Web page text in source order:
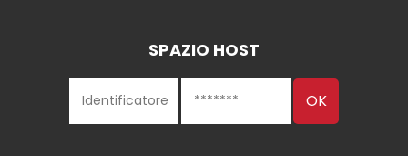
SPAZIO HOST